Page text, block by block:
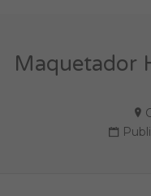
Maquetador